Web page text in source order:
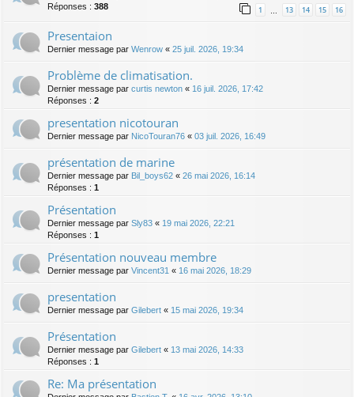
Réponses : 388 1 … 13 14 15 16
Presentaion
Dernier message par Wenrow « 25 juil. 2026, 19:34
Problème de climatisation.
Dernier message par curtis newton « 16 juil. 2026, 17:42
Réponses : 2
presentation nicotouran
Dernier message par NicoTouran76 « 03 juil. 2026, 16:49
présentation de marine
Dernier message par Bil_boys62 « 26 mai 2026, 16:14
Réponses : 1
Présentation
Dernier message par Sly83 « 19 mai 2026, 22:21
Réponses : 1
Présentation nouveau membre
Dernier message par Vincent31 « 16 mai 2026, 18:29
presentation
Dernier message par Gilebert « 15 mai 2026, 19:34
Présentation
Dernier message par Gilebert « 13 mai 2026, 14:33
Réponses : 1
Re: Ma présentation